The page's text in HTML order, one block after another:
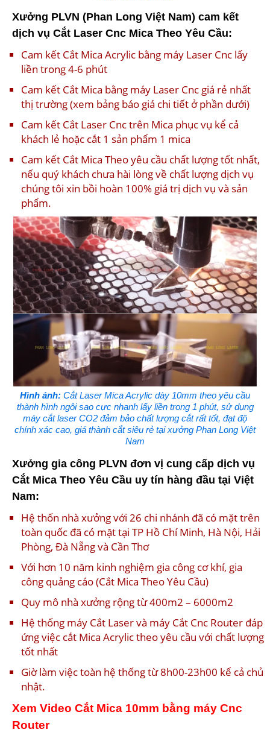
Xưởng PLVN (Phan Long Việt Nam) cam kết
dịch vụ Cắt Laser Cnc Mica Theo Yêu Cầu:
Cam kết Cắt Mica Acrylic bằng máy Laser Cnc lấy
liền trong 4-6 phút
Cam kết Cắt Mica bằng máy Laser Cnc giá rẻ nhất
thị trường (xem bảng báo giá chi tiết ở phần dưới)
Cam kết Cắt Laser Cnc trên Mica phục vụ kể cả
khách lẻ hoặc cắt 1 sản phẩm 1 mica
Cam kết Cắt Mica Theo yêu cầu chất lượng tốt nhất,
nếu quý khách chưa hài lòng về chất lượng dịch vụ
chúng tôi xin bồi hoàn 100% giá trị dịch vụ và sản
phẩm.
Hình ảnh: Cắt Laser Mica Acrylic dày 10mm theo yêu cầu
thành hình ngôi sao cực nhanh lấy liền trong 1 phút, sử dụng
máy cắt laser CO2 đảm bảo chất lượng cắt rất tốt, đạt độ
chính xác cao, giá thành cắt siêu rẻ tại xưởng Phan Long Việt
Nam
Xưởng gia công PLVN đơn vị cung cấp dịch vụ
Cắt Mica Theo Yêu Cầu uy tín hàng đầu tại Việt
Nam:
Hệ thốn nhà xưởng với 26 chi nhánh đã có mặt trên
toàn quốc đã có mặt tại TP Hồ Chí Minh, Hà Nội, Hải
Phòng, Đà Nẵng và Cần Thơ
Với hơn 10 năm kinh nghiệm gia công cơ khí, gia
công quảng cáo (Cắt Mica Theo Yêu Cầu)
Quy mô nhà xưởng rộng từ 400m2 – 6000m2
Hệ thống máy Cắt Laser và máy Cắt Cnc Router đáp
ứng việc cắt Mica Acrylic theo yêu cầu với chất lượng
tốt nhất
Giờ làm việc toàn hệ thống từ 8h00-23h00 kể cả chủ
nhật.
Xem Video Cắt Mica 10mm bằng máy Cnc
Router